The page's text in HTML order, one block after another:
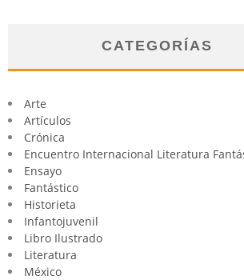
CATEGORÍAS
Arte
Artículos
Crónica
Encuentro Internacional Literatura
Ensayo
Fantástico
Historieta
Infantojuvenil
Libro Ilustrado
Literatura
México